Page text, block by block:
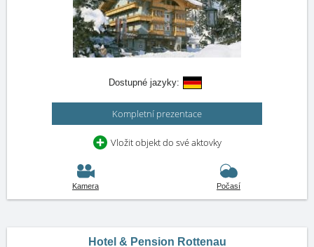
Dostupné jazyky:
Kompletní prezentace
Vložit objekt do své aktovky
Kamera Počasí
Hotel & Pension Rottenau